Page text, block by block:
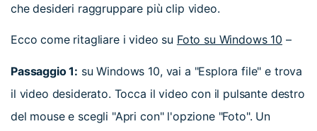
che desideri raggruppare più clip video.
Ecco come ritagliare i video su Foto su Windows 10 –
Passaggio 1: su Windows 10, vai a "Esplora file" e trova
il video desiderato. Tocca il video con il pulsante destro
del mouse e scegli "Apri con" l'opzione "Foto". Un